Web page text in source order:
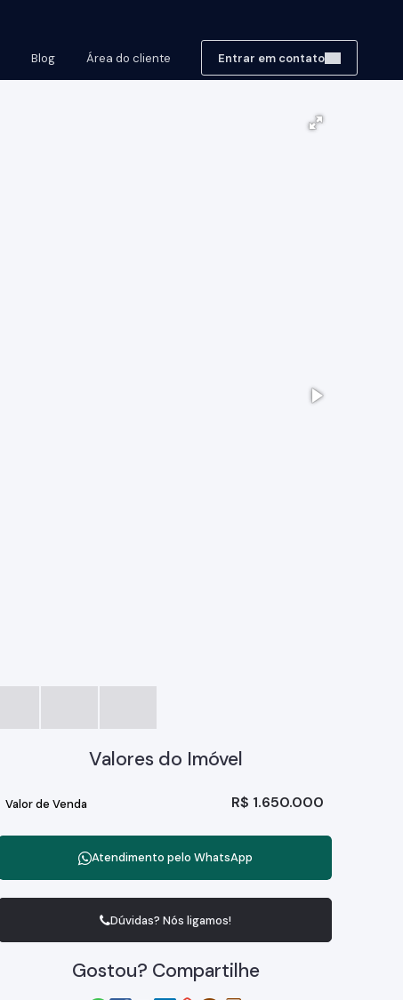
Entrar em contato
Área do cliente
Blog
Valores do Imóvel
R$ 1.650.000
Valor de Venda
Atendimento pelo WhatsApp
Dúvidas? Nós ligamos!
Gostou? Compartilhe